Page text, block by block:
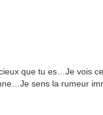
que tu es…Je vois
sens la rumeur